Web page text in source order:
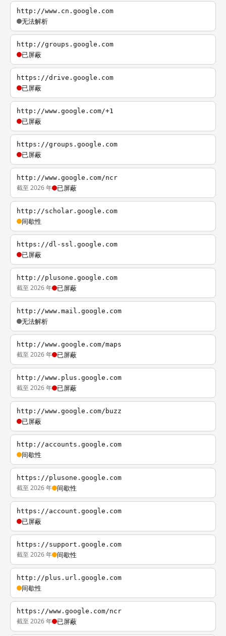
http://www.cn.google.com
无法解析
http://groups.google.com
已屏蔽
https://drive.google.com
已屏蔽
http://www.google.com/+1
已屏蔽
https://groups.google.com
已屏蔽
http://www.google.com/ncr
截至 2026 年 已屏蔽
http://scholar.google.com
间歇性
https://dl-ssl.google.com
已屏蔽
http://plusone.google.com
截至 2026 年 已屏蔽
http://www.mail.google.com
无法解析
http://www.google.com/maps
截至 2026 年 已屏蔽
http://www.plus.google.com
截至 2026 年 已屏蔽
http://www.google.com/buzz
已屏蔽
http://accounts.google.com
间歇性
https://plusone.google.com
截至 2026 年 间歇性
https://account.google.com
已屏蔽
https://support.google.com
截至 2026 年 间歇性
http://plus.url.google.com
间歇性
https://www.google.com/ncr
截至 2026 年 已屏蔽